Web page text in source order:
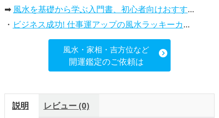
➡ 風水を基礎から学ぶ入門書、初心者向けおすすめ本
・ ビジネス成功! 仕事運アップの風水ラッキーカラー5選、効果解説
風水・家相・吉方位など
開運鑑定のご依頼は
説明 レビュー (0)